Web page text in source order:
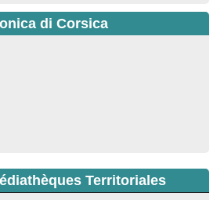
di Corsica
Territoriales